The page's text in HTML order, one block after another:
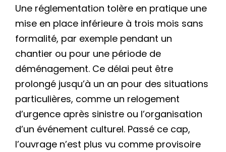
Une réglementation tolère en pratique une
mise en place inférieure à trois mois sans
formalité, par exemple pendant un
chantier ou pour une période de
déménagement. Ce délai peut être
prolongé jusqu’à un an pour des situations
particulières, comme un relogement
d’urgence après sinistre ou l’organisation
d’un événement culturel. Passé ce cap,
l’ouvrage n’est plus vu comme provisoire